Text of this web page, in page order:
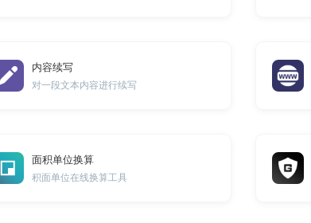
内容续写
对一段文本内容进行续写
面积单位换算
积面单位在线换算工具